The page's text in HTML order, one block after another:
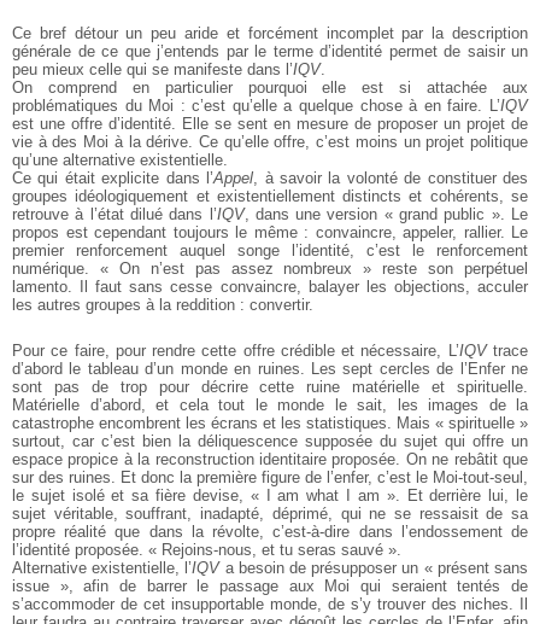
Ce bref détour un peu aride et forcément incomplet par la description
générale de ce que j’entends par le terme d’identité permet de saisir un
peu mieux celle qui se manifeste dans l’IQV.
On comprend en particulier pourquoi elle est si attachée aux
problématiques du Moi : c’est qu’elle a quelque chose à en faire. L’IQV
est une offre d’identité. Elle se sent en mesure de proposer un projet de
vie à des Moi à la dérive. Ce qu’elle offre, c’est moins un projet politique
qu’une alternative existentielle.
Ce qui était explicite dans l’Appel , à savoir la volonté de constituer des
groupes idéologiquement et existentiellement distincts et cohérents, se
retrouve à l’état dilué dans l’IQV, dans une version « grand public ». Le
propos est cependant toujours le même : convaincre, appeler, rallier. Le
premier renforcement auquel songe l’identité, c’est le renforcement
numérique. « On n’est pas assez nombreux » reste son perpétuel
lamento. Il faut sans cesse convaincre, balayer les objections, acculer
les autres groupes à la reddition : convertir.
Pour ce faire, pour rendre cette offre crédible et nécessaire, L’IQVtrace
d’abord le tableau d’un monde en ruines. Les sept cercles de l’Enfer ne
sont pas de trop pour décrire cette ruine matérielle et spirituelle.
Matérielle d’abord, et cela tout le monde le sait, les images de la
catastrophe encombrent les écrans et les statistiques. Mais « spirituelle »
surtout, car c’est bien la déliquescence supposée du sujet qui offre un
espace propice à la reconstruction identitaire proposée. On ne rebâtit que
sur des ruines. Et donc la première figure de l’enfer, c’est le Moi-tout-seul,
le sujet isolé et sa fière devise, « I am what I am ». Et derrière lui, le
sujet véritable, souffrant, inadapté, déprimé, qui ne se ressaisit de sa
propre réalité que dans la révolte, c’est-à-dire dans l’endossement de
l’identité proposée. « Rejoins-nous, et tu seras sauvé ».
Alternative existentielle, l’IQVa besoin de présupposer un « présent sans
issue », afin de barrer le passage aux Moi qui seraient tentés de
s’accommoder de cet insupportable monde, de s’y trouver des niches. Il